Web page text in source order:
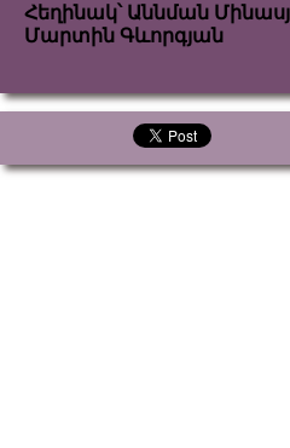
Հեղինակ՝ Աննման
Մարտին Գևորգյան